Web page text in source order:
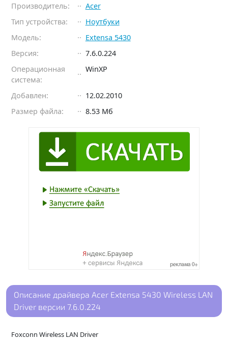
Производитель:
Acer
Тип устройства:
Ноутбуки
Модель:
Extensa 5430
Версия:
7.6.0.224
Операционная
система:
WinXP
Добавлен:
12.02.2010
Размер файла:
8.53 Мб
Описание драйвера Acer Extensa 5430 Wireless LAN
Driver версии 7.6.0.224
Foxconn Wireless LAN Driver